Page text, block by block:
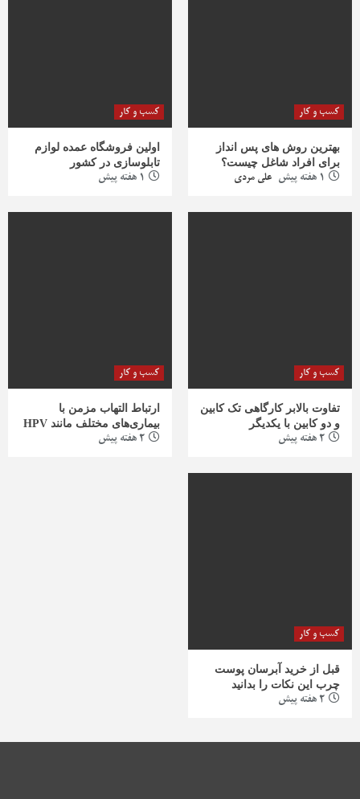
کسب و کار
بهترین روش‌ های پس‌ انداز
برای افراد شاغل چیست؟
1 هفته پیش
علی مردی
کسب و کار
اولین فروشگاه عمده لوازم
تابلوسازی در کشور
1 هفته پیش
کسب و کار
تفاوت بالابر کارگاهی تک کابین
و دو کابین با یکدیگر
2 هفته پیش
کسب و کار
ارتباط التهاب مزمن با
بیماری‌های مختلف مانند HPV
2 هفته پیش
کسب و کار
قبل از خرید آبرسان پوست
چرب این نکات را بدانید
2 هفته پیش